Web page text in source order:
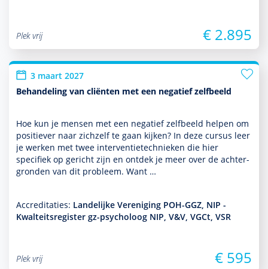
Plek vrij € 2.895
3 maart 2027
Behandeling van cliënten met een negatief zelfbeeld
Hoe kun je mensen met een negatief zelfbeeld helpen om
positiever naar zichzelf te gaan kijken? In deze cursus leer
je werken met twee inter­ventietech­nieken die hier
specifiek op gericht zijn en ontdek je meer over de achter­
gronden van dit probleem. Want …
Accreditaties: Landelijke Vereniging POH-GGZ, NIP -
Kwalteitsregister gz-psycholoog NIP, V&V, VGCt, VSR
Plek vrij € 595